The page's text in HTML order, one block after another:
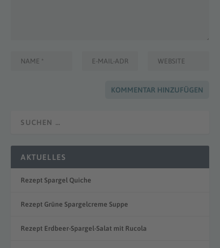
AKTUELLES
Rezept Spargel Quiche
Rezept Grüne Spargelcreme Suppe
Rezept Erdbeer-Spargel-Salat mit Rucola